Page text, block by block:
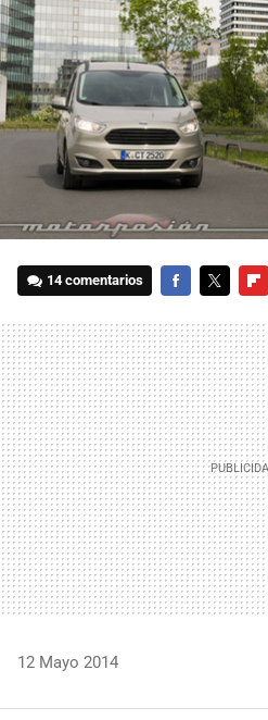
14 comentarios
12 Mayo 2014